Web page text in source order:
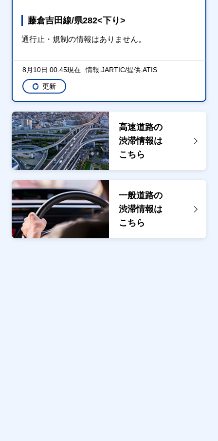
藤倉吉田線/県282<下り>
通行止・規制の情報はありません。
8月10日 00:45現在 情報:JARTIC/提供:ATIS
更新
高速道路の
渋滞情報は
こちら
一般道路の
渋滞情報は
こちら